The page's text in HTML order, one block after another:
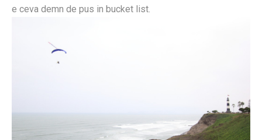
e ceva demn de pus in bucket list.